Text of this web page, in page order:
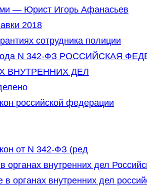
— Юрист Игорь Афанасьев
2018
сотрудника полиции
года N 342-ФЗ РОССИЙСКАЯ
ВНУТРЕННИХ ДЕЛ
российской федерации
от N 342-ФЗ (ред
органах внутренних дел
органах внутренних дел